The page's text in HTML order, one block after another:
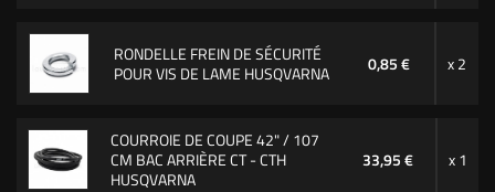
RONDELLE FREIN DE SÉCURITÉ
POUR VIS DE LAME HUSQVARNA
0,85 € x 2
COURROIE DE COUPE 42" / 107
CM BAC ARRIÈRE CT - CTH
HUSQVARNA
33,95 € x 1